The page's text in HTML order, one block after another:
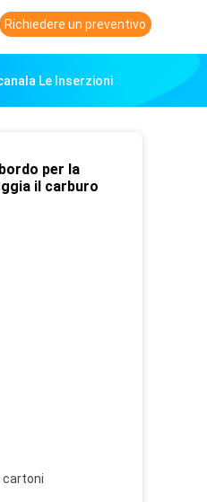
Richiedere un preventivo
Le Inserzioni
per la
il carburo
cartoni